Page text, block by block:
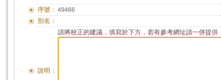
序號： 49466
別名：
說明：
請將校正的建議，填寫於下方，若有參考網址請一併提供